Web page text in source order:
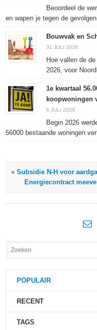
Beoordeel de
en wapen je tegen de
Bouwvak en
31 JULI 2026
Hoe vallen de
2026, voor
1e kwartaal
koopwoningen
6 JULI 2026
Begin 2026
56000 bestaande woningen
« Subsidie N-H voor
Energiecontract
POPULAIR
RECENT
TAGS